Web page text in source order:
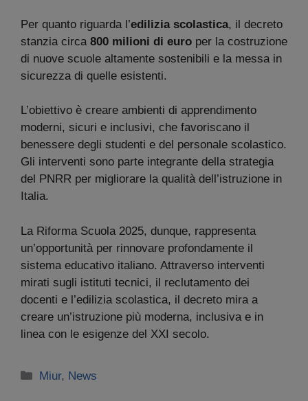
Per quanto riguarda l’edilizia scolastica, il decreto
stanzia circa 800 milioni di euro per la costruzione
di nuove scuole altamente sostenibili e la messa in
sicurezza di quelle esistenti.
L’obiettivo è creare ambienti di apprendimento
moderni, sicuri e inclusivi, che favoriscano il
benessere degli studenti e del personale scolastico.
Gli interventi sono parte integrante della strategia
del PNRR per migliorare la qualità dell’istruzione in
Italia.
La Riforma Scuola 2025, dunque, rappresenta
un’opportunità per rinnovare profondamente il
sistema educativo italiano. Attraverso interventi
mirati sugli istituti tecnici, il reclutamento dei
docenti e l’edilizia scolastica, il decreto mira a
creare un’istruzione più moderna, inclusiva e in
linea con le esigenze del XXI secolo.
Categorie
Miur, News